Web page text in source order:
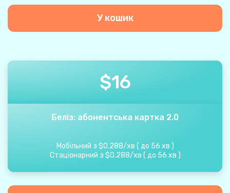
У кошик
$16
Беліз: абонентська картка 2.0
Мобільний з $0.288/хв ( до 56 хв )
Стаціонарний з $0.288/хв ( до 56 хв )